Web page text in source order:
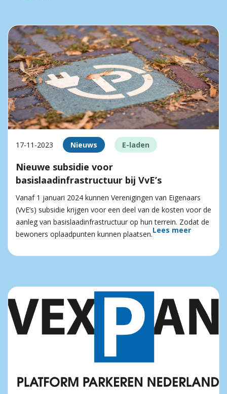
17-11-2023 Nieuws E-laden
Nieuwe subsidie voor
basislaadinfrastructuur bij VvE’s
Vanaf 1 januari 2024 kunnen Verenigingen van Eigenaars
(VvE’s) subsidie krijgen voor een deel van de kosten voor de
aanleg van basislaadinfrastructuur op hun terrein. Zodat de
bewoners oplaadpunten kunnen plaatsen.Lees meer